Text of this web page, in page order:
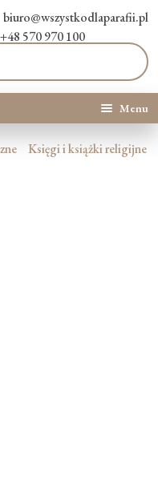
biuro@wszystkodlaparafii.pl
+48 570 970 100
Menu
Księgi i książki religijne